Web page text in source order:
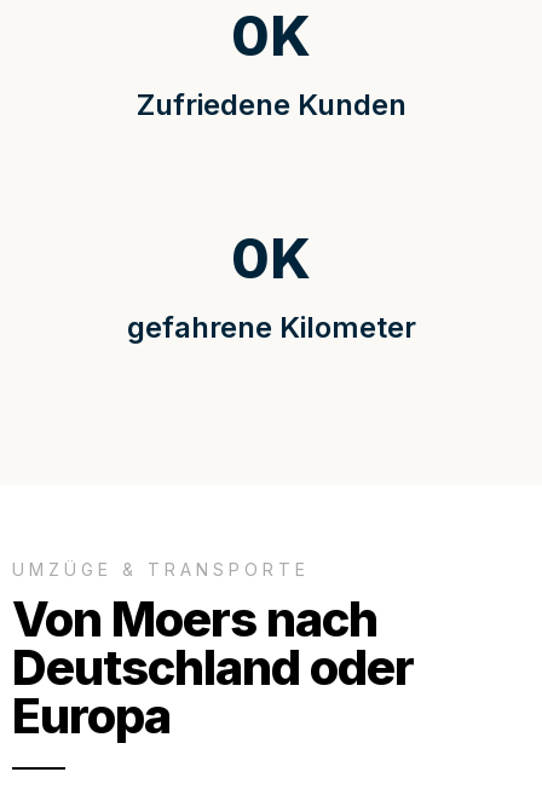
Zufriedene Kunden
0K
gefahrene Kilometer
0K
UMZÜGE & TRANSPORTE
Von Moers nach
Deutschland oder
Europa